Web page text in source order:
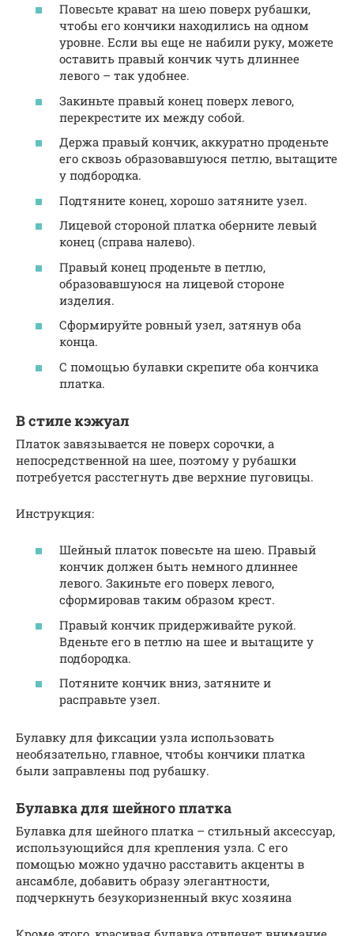
Повесьте крават на шею поверх рубашки,
чтобы его кончики находились на одном
уровне. Если вы еще не набили руку, можете
оставить правый кончик чуть длиннее
левого – так удобнее.
Закиньте правый конец поверх левого,
перекрестите их между собой.
Держа правый кончик, аккуратно проденьте
его сквозь образовавшуюся петлю, вытащите
у подбородка.
Подтяните конец, хорошо затяните узел.
Лицевой стороной платка оберните левый
конец (справа налево).
Правый конец проденьте в петлю,
образовавшуюся на лицевой стороне
изделия.
Сформируйте ровный узел, затянув оба
конца.
С помощью булавки скрепите оба кончика
платка.
В стиле кэжуал
Платок завязывается не поверх сорочки, а
непосредственной на шее, поэтому у рубашки
потребуется расстегнуть две верхние пуговицы.
Инструкция:
Шейный платок повесьте на шею. Правый
кончик должен быть немного длиннее
левого. Закиньте его поверх левого,
сформировав таким образом крест.
Правый кончик придерживайте рукой.
Вденьте его в петлю на шее и вытащите у
подбородка.
Потяните кончик вниз, затяните и
расправьте узел.
Булавку для фиксации узла использовать
необязательно, главное, чтобы кончики платка
были заправлены под рубашку.
Булавка для шейного платка
Булавка для шейного платка – стильный аксессуар,
использующийся для крепления узла. С его
помощью можно удачно расставить акценты в
ансамбле, добавить образу элегантности,
подчеркнуть безукоризненный вкус хозяина